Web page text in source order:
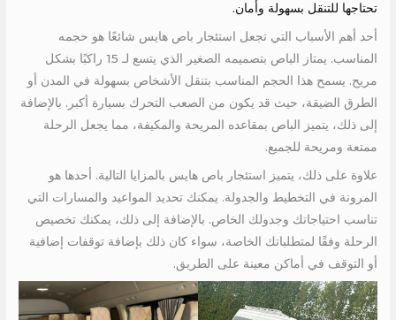
تحتاجها للتنقل بسهولة وأمان.
أحد أهم الأسباب التي تجعل استئجار باص هايس شائعًا هو حجمه
المناسب. يمتاز الباص بتصميمه الصغير الذي يتسع لـ 15 راكبًا بشكل
مريح. يسمح هذا الحجم المناسب بتنقل الأشخاص بسهولة في المدن أو
الطرق الضيقة، حيث قد يكون من الصعب التحرك بسيارة أكبر. بالإضافة
إلى ذلك، يتميز الباص بمقاعده المريحة والمكيفة، مما يجعل الرحلة
ممتعة ومريحة للجميع.
علاوة على ذلك، يتميز استئجار باص هايس بالمزايا التالية. أحدها هو
المرونة في التخطيط والجدولة. يمكنك تحديد المواعيد والمسارات التي
تناسب احتياجاتك وجدولك الخاص. بالإضافة إلى ذلك، يمكنك تخصيص
الرحلة وفقًا لمتطلباتك الخاصة، سواء كان ذلك بإضافة توقفات إضافية
أو التوقف في أماكن معينة على الطريق.